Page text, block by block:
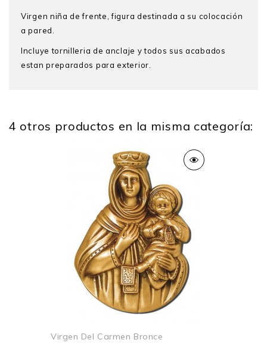
Virgen niña de frente, figura destinada a su colocación
a pared.
Incluye tornilleria de anclaje y todos sus acabados
estan preparados para exterior.
16cm
5 Cm
1.5 Kg
4 otros productos en la misma categoría:
Virgen Del Carmen Bronce